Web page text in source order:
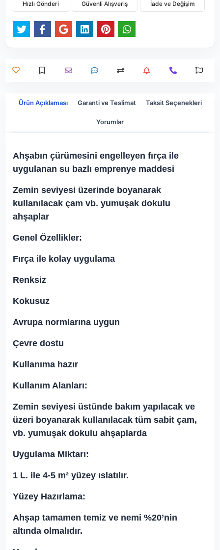
Hızlı Gönderi Güvenli Alışveriş İade ve Değişim
Ürün Açıklaması Garanti ve Teslimat Taksit Seçenekleri
Yorumlar
Ahşabın çürümesini engelleyen fırça ile
uygulanan su bazlı emprenye maddesi
Zemin seviyesi üzerinde boyanarak
kullanılacak çam vb. yumuşak dokulu
ahşaplar
Genel Özellikler:
Fırça ile kolay uygulama
Renksiz
Kokusuz
Avrupa normlarına uygun
Çevre dostu
Kullanıma hazır
Kullanım Alanları:
Zemin seviyesi üstünde bakım yapılacak ve
üzeri boyanarak kullanılacak tüm sabit çam,
vb. yumuşak dokulu ahşaplarda
Uygulama Miktarı:
1 L. ile 4-5 m² yüzey ıslatılır.
Yüzey Hazırlama:
Ahşap tamamen temiz ve nemi %20’nin
altında olmalıdır.